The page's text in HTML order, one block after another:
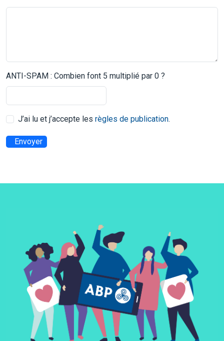
ANTI-SPAM : Combien font 5 multiplié par 0 ?
J’ai lu et j’accepte les règles de publication.
Envoyer